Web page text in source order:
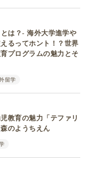
は？- 海外大学進学や
るってホント！？世界
プログラムの魅力とそ
留学
教育の魅力「テファリ
のようちえん